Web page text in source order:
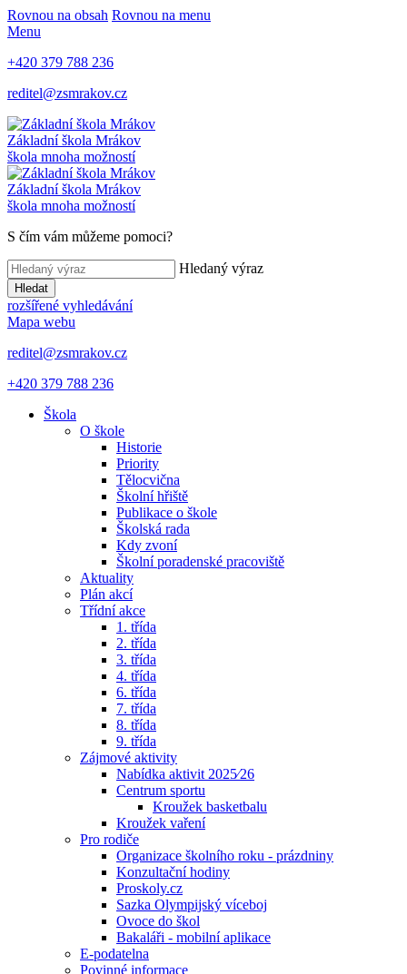
Rovnou na obsah Rovnou na menu
Menu
+420 379 788 236
reditel@zsmrakov.cz
Základní škola Mrákov
škola mnoha možností
Základní škola Mrákov
škola mnoha možností
S čím vám můžeme pomoci?
Hledaný výraz
Hledat
rozšířené vyhledávání
Mapa webu
reditel@zsmrakov.cz
+420 379 788 236
Škola
O škole
Historie
Priority
Tělocvična
Školní hřiště
Publikace o škole
Školská rada
Kdy zvoní
Školní poradenské pracoviště
Aktuality
Plán akcí
Třídní akce
1. třída
2. třída
3. třída
4. třída
6. třída
7. třída
8. třída
9. třída
Zájmové aktivity
Nabídka aktivit 2025⁄26
Centrum sportu
Kroužek basketbalu
Kroužek vaření
Pro rodiče
Organizace školního roku - prázdniny
Konzultační hodiny
Proskoly.cz
Sazka Olympijský víceboj
Ovoce do škol
Bakaláři - mobilní aplikace
E-podatelna
Povinné informace